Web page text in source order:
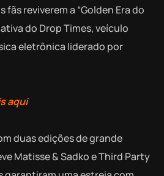
fãs reviverem a “Golden Era do
do Drop Times, veículo
eletrônica liderado por
aqui
duas edições de grande
Matisse & Sadko e Third Party